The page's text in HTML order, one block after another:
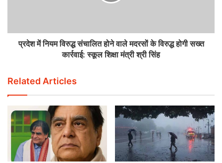
प्रदेश में नियम विरुद्ध संचालित होने वाले मदरसों के विरुद्ध होगी सख्त
कार्रवाई: स्कूल शिक्षा मंत्री श्री सिंह
Related Articles